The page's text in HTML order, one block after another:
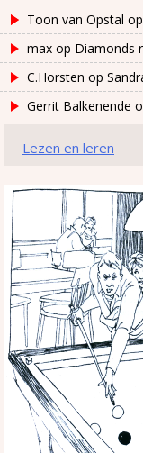
Toon van Opstal op
max op Diamonds
C.Horsten op
Gerrit Balkenende
Lezen en leren